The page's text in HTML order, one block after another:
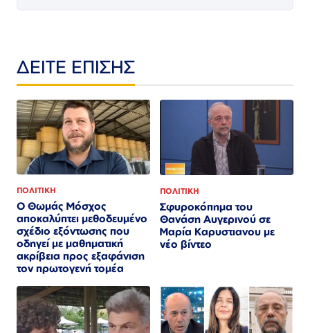
ΔΕΙΤΕ ΕΠΙΣΗΣ
ΠΟΛΙΤΙΚΗ
Ο Θωμάς Μόσχος
αποκαλύπτει μεθοδευμένο
σχέδιο εξόντωσης που
οδηγεί με μαθηματική
ακρίβεια προς εξαφάνιση
τον πρωτογενή τομέα
ΠΟΛΙΤΙΚΗ
Σφυροκόπημα του
Θανάση Αυγερινού σε
Μαρία Καρυστιανου με
νέο βίντεο